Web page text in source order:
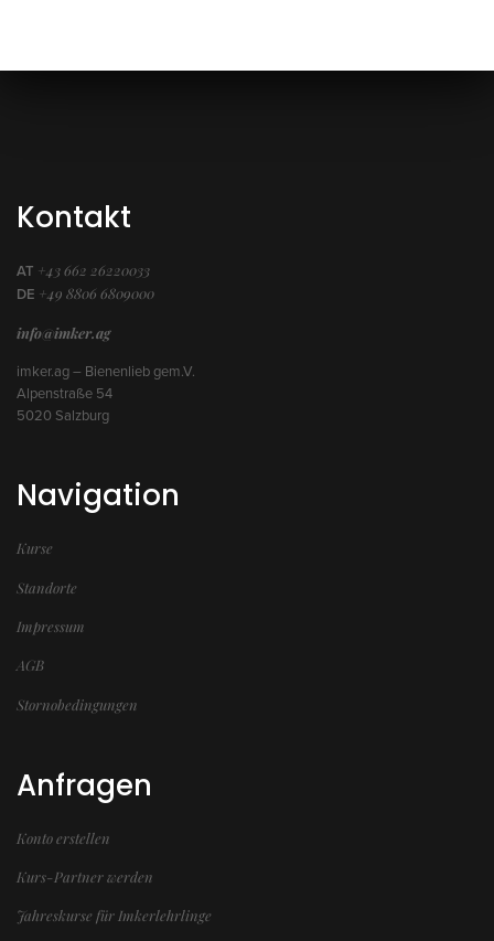
Kontakt
AT +43 662 26220033
DE +49 8806 6809000
info@imker.ag
imker.ag – Bienenlieb gem.V.
Alpenstraße 54
5020 Salzburg
Navigation
Kurse
Standorte
Impressum
AGB
Stornobedingungen
Anfragen
Konto erstellen
Kurs-Partner werden
Jahreskurse für Imkerlehrlinge